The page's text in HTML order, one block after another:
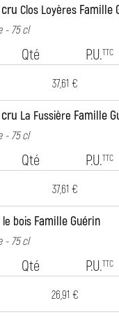
Clos Loyères Famille
- 75 cl
Qté P.U.TTC
37,61 €
La Fussière Famille
- 75 cl
Qté P.U.TTC
37,61 €
le bois Famille Guérin
- 75 cl
Qté P.U.TTC
26,91 €